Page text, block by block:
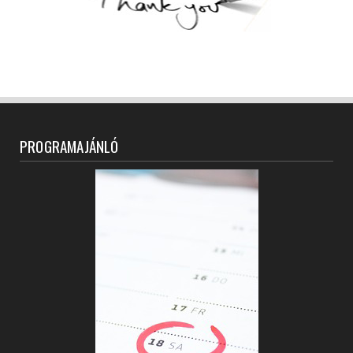
PROGRAMAJÁNLÓ